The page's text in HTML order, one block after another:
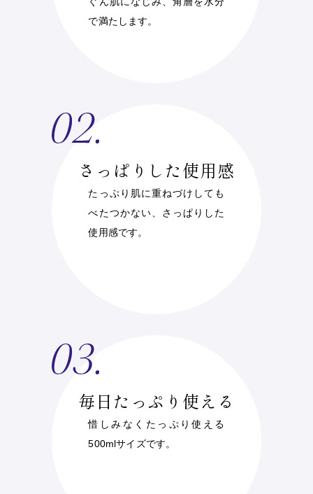
で満たします。
さっぱりした使用感
たっぷり肌に重ねづけしても
べたつかない、さっぱりした
使用感です。
毎日たっぷり使える
惜しみなくたっぷり使える
500mlサイズです。